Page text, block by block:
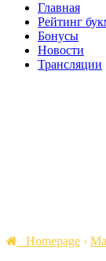
Главная
Рейтинг
Бонусы
Новости
Трансляции
Homepage ›